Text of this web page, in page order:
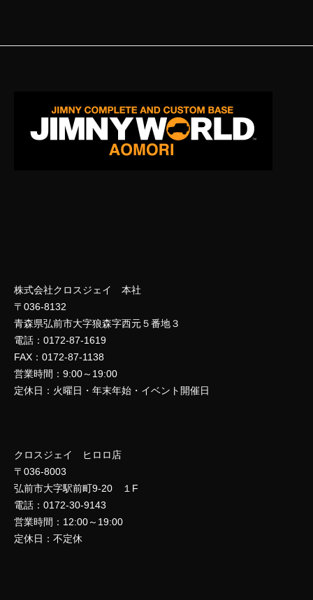
株式会社クロスジェイ 本社
〒036-8132
青森県弘前市大字狼森字西元５番地３
電話：0172-87-1619
FAX：0172-87-1138
営業時間：9:00～19:00
定休日：火曜日・年末年始・イベント開催日
クロスジェイ ヒロロ店
〒036-8003
弘前市大字駅前町9-20 １F
電話：0172-30-9143
営業時間：12:00～19:00
定休日：不定休